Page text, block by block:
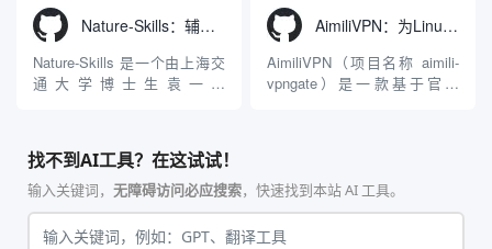
Windows 平台。当用户使用桌
面版 Gemini 客户端或
Antigravity IDE ...
动Seed 3D两大行业领先的AI
模型架构，致力于帮助用户无
需掌握复杂的3D拓扑知识或昂
贵的专业软件，即可在...
Nature-Skills：辅助撰写学术论文和绘制科研图表的智能体插件
Nature-Skills 是一个由上海交
通大学博士生袁一哲
合，专为顶级学术期刊（如
Nature、Science、Cell 等）
的论文撰写与发表流程设计。
该工具集以智能体插...
AimiliVPN：为Linux提供纯净出站家庭IP的VPN代理网关
AimiliVPN（项目名称 aimili-
vpngate）是一款基于官方
纯 Python 标准库编写，用户
无需安装...
找不到AI工具？在这试试！
输入关键词， 无障碍访问必应搜索，快速找到本站 AI 工具。